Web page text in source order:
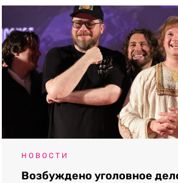
НОВОСТИ
Возбуждено уголовное